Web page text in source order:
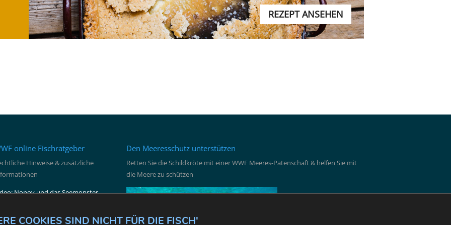
REZEPT ANSEHEN
online Fischratgeber
Hinweise & zusätzliche
Nonoy und das Seemonster
Den Meeresschutz unterstützen
Retten Sie die Schildkröte mit einer WWF Meeres-Patenschaft & helfen Sie mit
die Meere zu schützen
COOKIES SIND NICHT FÜR DIE FISCH'